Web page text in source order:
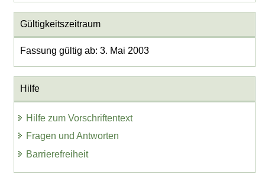
Gültigkeitszeitraum
Fassung gültig ab: 3. Mai 2003
Hilfe
Hilfe zum Vorschriftentext
Fragen und Antworten
Barrierefreiheit